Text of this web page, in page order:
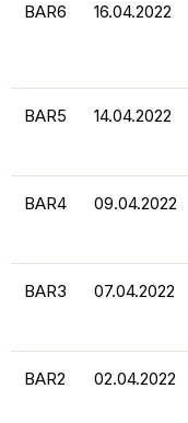
BAR6 16.04.2022
BAR5 14.04.2022
BAR4 09.04.2022
BAR3 07.04.2022
BAR2 02.04.2022